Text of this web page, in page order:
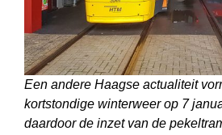
Een andere Haagse actualiteit
kortstondige winterweer op 7
daardoor de inzet van de